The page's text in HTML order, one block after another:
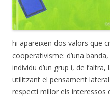
hi apareixen dos valors que
cooperativisme: d’una
individu d’un grup i, de
utilitzant el pensament
respecti millor els interessos